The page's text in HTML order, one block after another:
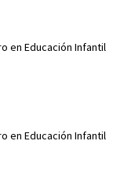
en Educación Infantil
en Educación Infantil